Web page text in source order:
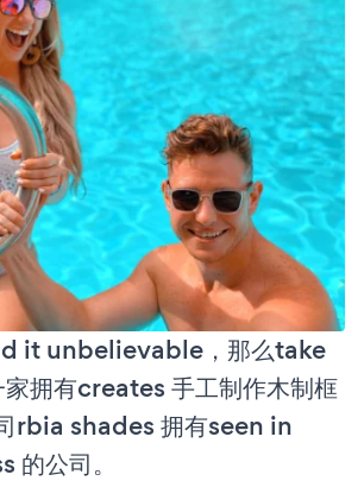
it unbelievable，那么take
拥有creates 手工制作木制框
rbia shades 拥有seen in
公司。